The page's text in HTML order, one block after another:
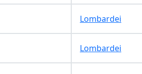
Lombardei
Lombardei